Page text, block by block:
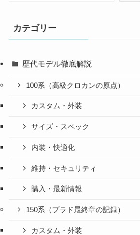
カテゴリー
歴代モデル徹底解説
100系（高級クロカンの原点）
カスタム・外装
サイズ・スペック
内装・快適化
維持・セキュリティ
購入・最新情報
150系（プラド最終章の記録）
カスタム・外装